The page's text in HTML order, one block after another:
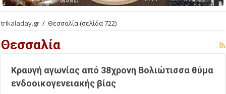
trikaladay.gr / Θεσσαλία(σελίδα 722)
Θεσσαλία
Κραυγή αγωνίας από 38χρονη Βολιώτισσα θύμα
ενδοοικογενειακής βίας